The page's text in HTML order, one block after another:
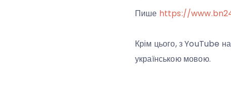
Пише https://
Крім цього, з YouTube
українською мовою.